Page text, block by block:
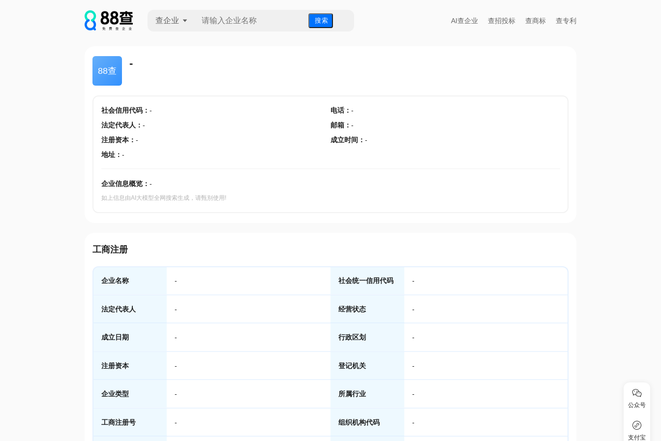
查企业 搜 索 AI查企业 查招投标 查商标 查专利
88查
-
社会信用代码： - 电话： -
法定代表人 ： - 邮箱 ： -
注册资本： - 成立时间 ： -
地址： -
企业信息概览： -
如上信息由AI大模型全网搜索生成，请甄别使用!
工商注册
企业名称 - 社会统一信用代码 -
法定代表人 - 经营状态 -
成立日期 - 行政区划 -
注册资本 - 登记机关 -
企业类型 - 所属行业 -
工商注册号 - 组织机构代码 -
公众号
支付宝